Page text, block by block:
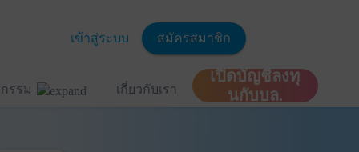
เข้าสู่ระบบ สมัครสมาชิก
รรม เกี่ยวกับเรา
เปิดบัญชีลงทุ
นกับบล.